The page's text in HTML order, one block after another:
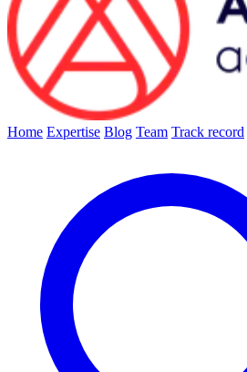
Home Expertise Blog Team Track record